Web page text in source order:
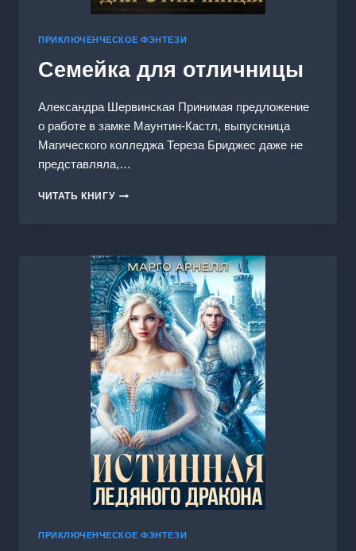
ПРИКЛЮЧЕНЧЕСКОЕ ФЭНТЕЗИ
Семейка для отличницы
Александра Шервинская Принимая предложение
о работе в замке Маунтин-Кастл, выпускница
Магического колледжа Тереза Бриджес даже не
представляла,…
ЧИТАТЬ КНИГУСЕМЕЙКА
ПРИКЛЮЧЕНЧЕСКОЕ ФЭНТЕЗИ